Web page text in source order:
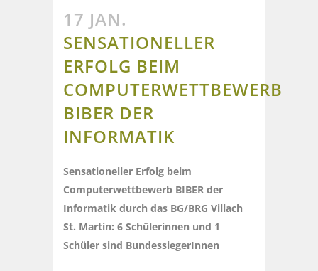
17 JAN.
SENSATIONELLER
ERFOLG BEIM
COMPUTERWETTBEWERB
BIBER DER
INFORMATIK
Sensationeller Erfolg beim
Computerwettbewerb BIBER der
Informatik durch das BG/BRG Villach
St. Martin: 6 Schülerinnen und 1
Schüler sind BundessiegerInnen